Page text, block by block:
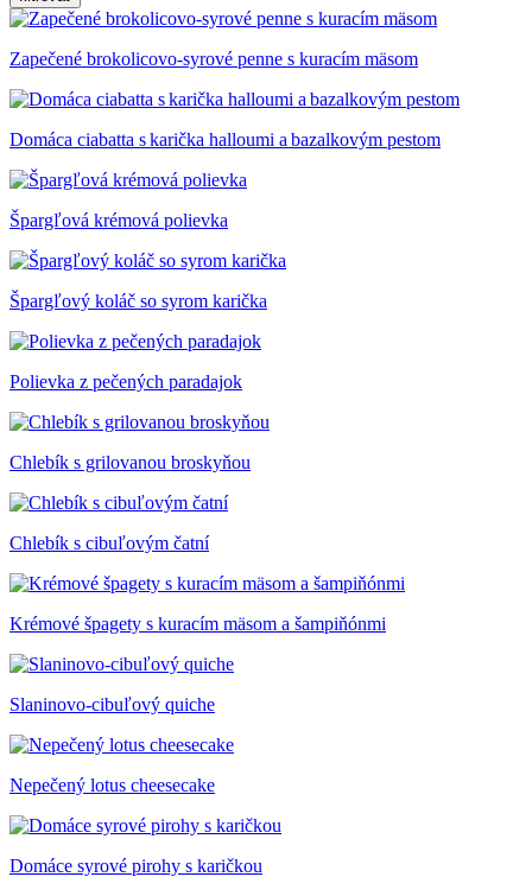
Zapečené brokolicovo-syrové penne s kuracím mäsom
Domáca ciabatta s karička halloumi a bazalkovým pestom
Špargľová krémová polievka
Špargľový koláč so syrom karička
Polievka z pečených paradajok
Chlebík s grilovanou broskyňou
Chlebík s cibuľovým čatní
Krémové špagety s kuracím mäsom a šampiňónmi
Slaninovo-cibuľový quiche
Nepečený lotus cheesecake
Domáce syrové pirohy s karičkou